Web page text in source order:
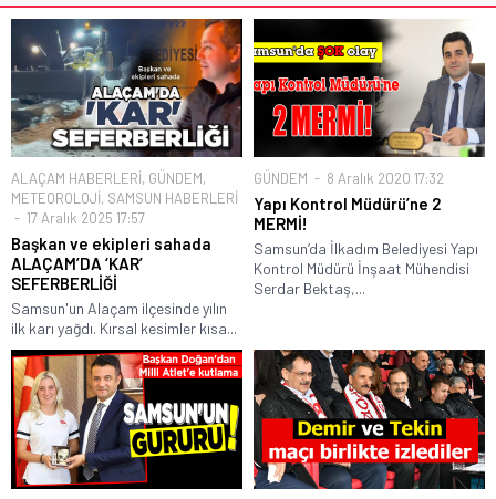
ALAÇAM HABERLERİ, GÜNDEM,
METEOROLOJİ, SAMSUN HABERLERİ
17 Aralık 2025 17:57
Başkan ve ekipleri sahada
ALAÇAM’DA ‘KAR’
SEFERBERLİĞİ
Samsun'un Alaçam ilçesinde yılın
ilk karı yağdı. Kırsal kesimler kısa...
GÜNDEM 8 Aralık 2020 17:32
Yapı Kontrol Müdürü’ne 2
MERMİ!
Samsun’da İlkadım Belediyesi Yapı
Kontrol Müdürü İnşaat Mühendisi
Serdar Bektaş,...